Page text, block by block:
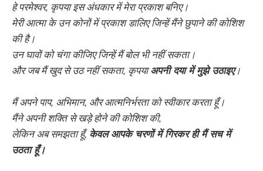
हे परमेश्वर, कृपया इस अंधकार में मेरा प्रकाश बनिए।
मेरी आत्मा के उन कोनों में प्रकाश डालिए जिन्हें मैंने छुपाने की कोशिश
की है।
उन घावों को चंगा कीजिए जिन्हें मैं बोल भी नहीं सकता।
और जब मैं खुद से उठ नहीं सकता, कृपयाअपनी दया में मुझे उठाइए।
मैं अपने पाप, अभिमान, और आत्मनिर्भरता को स्वीकार करता हूँ।
मैंने अपनी शक्ति से खड़े होने की कोशिश की,
लेकिन अब समझता हूँ,केवल आपके चरणों में गिरकर ही मैं सच में
उठता हूँ।